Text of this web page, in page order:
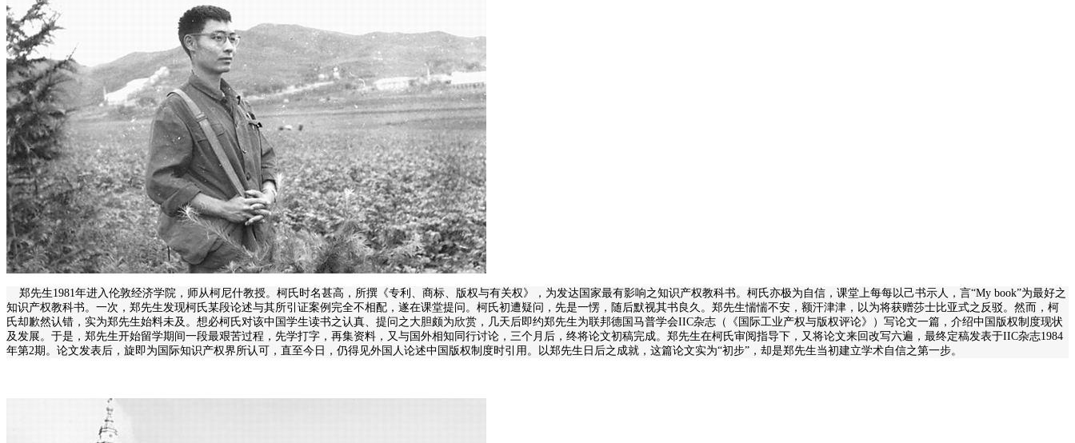
郑先生1981年进入伦敦经济学院，师从柯尼什教授。柯氏时名甚高，所撰《专利、商标、版权与有关权》，为发达国家最有影响之知识产权教科书。柯氏亦极为自信，课堂上每每以己书示人，言“My book”为最好之
知识产权教科书。一次，郑先生发现柯氏某段论述与其所引证案例完全不相配，遂在课堂提问。柯氏初遭疑问，先是一愣，随后默视其书良久。郑先生惴惴不安，额汗津津，以为将获赠莎士比亚式之反驳。然而，柯
氏却歉然认错，实为郑先生始料未及。想必柯氏对该中国学生读书之认真、提问之大胆颇为欣赏，几天后即约郑先生为联邦德国马普学会IIC杂志（《国际工业产权与版权评论》）写论文一篇，介绍中国版权制度现状
及发展。于是，郑先生开始留学期间一段最艰苦过程，先学打字，再集资料，又与国外相知同行讨论，三个月后，终将论文初稿完成。郑先生在柯氏审阅指导下，又将论文来回改写六遍，最终定稿发表于IIC杂志1984
年第2期。论文发表后，旋即为国际知识产权界所认可，直至今日，仍得见外国人论述中国版权制度时引用。以郑先生日后之成就，这篇论文实为“初步”，却是郑先生当初建立学术自信之第一步。